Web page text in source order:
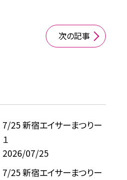
次の記事
7/25 新宿エイサーまつりー
１
2026/07/25
7/25 新宿エイサーまつりー